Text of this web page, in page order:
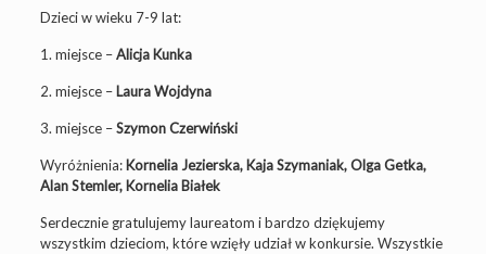
Dzieci w wieku 7-9 lat:
1. miejsce –Alicja Kunka
2. miejsce – Laura Wojdyna
3. miejsce –Szymon Czerwiński
Wyróżnienia: Kornelia Jezierska, Kaja Szymaniak, Olga Getka,
Alan Stemler, Kornelia Białek
Serdecznie gratulujemy laureatom i bardzo dziękujemy
wszystkim dzieciom, które wzięły udział w konkursie. Wszystkie